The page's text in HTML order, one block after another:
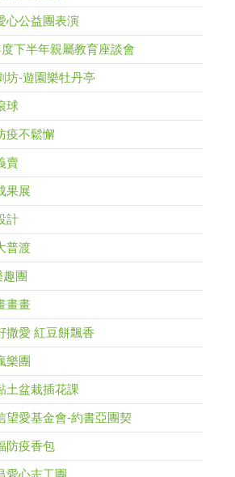
心公益團表演
下半年親屬教育座談會
坊-遊園樂牡丹亭
球
疫不鬆懈
賣
果展
計
普渡
趣團
畫畫
撒愛 紅豆餅飄香
樂團
土盆栽插花課
望愛基金會-約書亞團契
防疫香包
愛心志工團